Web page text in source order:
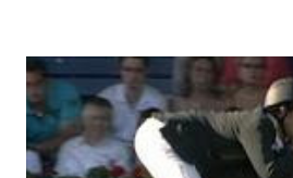
POWER - MILLAR 5 ARMANIE -
HERO -LEJAUNE 7 MO CHROI -
BREEN 9 JALLA DE GAVIERE -
NOVEL -PHILIPPAERTS 3 triple 1